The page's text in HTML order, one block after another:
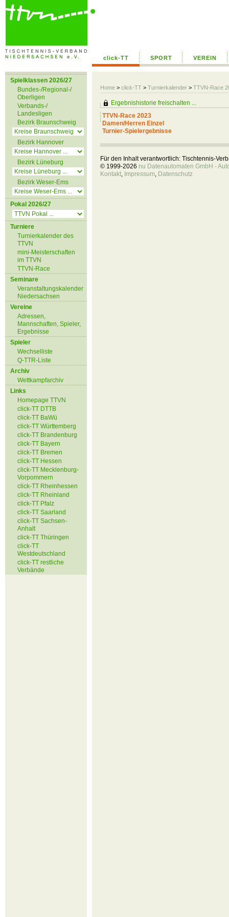
click-TT SPORT VEREIN
Home > click-TT > Turnierkalender > TTVN-Race
Spielklassen 2026/27
Bundes-/Regional-/
Oberligen
Verbands-/
Landesligen
Bezirk Braunschweig
Bezirk Hannover
Bezirk Lüneburg
Bezirk Weser-Ems
Pokal 2026/27
Turniere
Turnierkalender des
TTVN
mini-Meisterschaften
im TTVN
TTVN-Race
Seminare
Veranstaltungskalender
Niedersachsen
Vereine
Adressen,
Mannschaften, Spieler,
Ergebnisse
Spieler
Wechselliste
Q-TTR-Liste
Archiv
Wettkampfarchiv
Links
Homepage TTVN
click-TT DTTB
click-TT BaWü
click-TT Württemberg
click-TT Brandenburg
click-TT Bayern
click-TT Bremen
click-TT Hessen
click-TT Mecklenburg-
Vorpommern
click-TT Rheinhessen
click-TT Rheinland
click-TT Pfalz
click-TT Saarland
click-TT Sachsen-
Anhalt
click-TT Thüringen
click-TT
Westdeutschland
click-TT restliche
Verbände
Ergebnishistorie freischalten ...
TTVN-Race 2023
Damen/Herren Einzel
Turnier-Spielergebnisse
Für den Inhalt verantwortlich: Tischtennis-
© 1999-2026 nu Datenautomaten GmbH -
Kontakt, Impressum, Datenschutz